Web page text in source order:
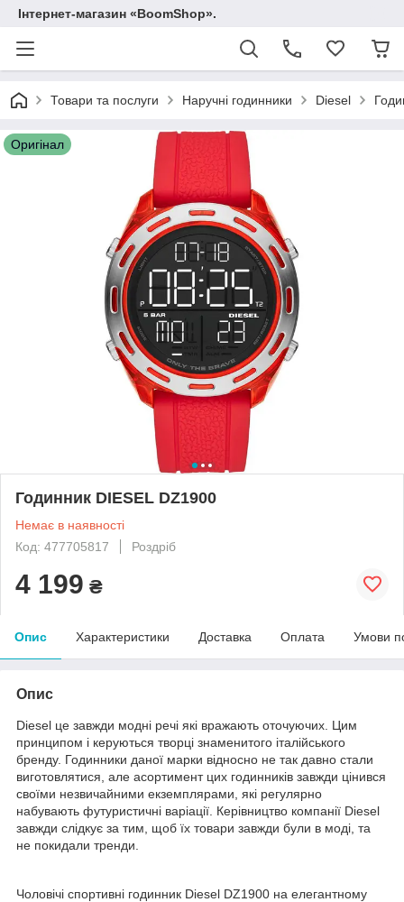
Інтернет-магазин «BoomShop».
Товари та послуги Наручні годинники Diesel
Оригінал
Годинник DIESEL DZ1900
Немає в наявності
Код: 477705817
Роздріб
4 199 ₴
Опис Характеристики Доставка Оплата Умови
Опис
Diesel це завжди модні речі які вражають оточуючих. Цим
принципом і керуються творці знаменитого італійського
бренду. Годинники даної марки відносно не так давно стали
виготовлятися, але асортимент цих годинників завжди цінився
своїми незвичайними екземплярами, які регулярно
набувають футуристичні варіації. Керівництво компанії Diesel
завжди слідкує за тим, щоб їх товари завжди були в моді, та
не покидали тренди.
Чоловічі спортивні годинник Diesel DZ1900 на елегантному